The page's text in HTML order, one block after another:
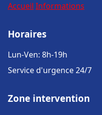
Accueil Informations
Horaires
Lun-Ven: 8h-19h
Service d'urgence 24/7
Zone intervention